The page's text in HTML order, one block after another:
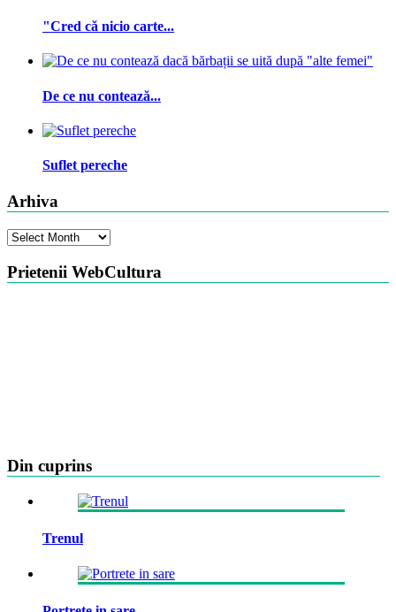
"Cred că nicio carte...
De ce nu contează...
Suflet pereche
Arhiva
Arhiva
Prietenii WebCultura
Din cuprins
Trenul